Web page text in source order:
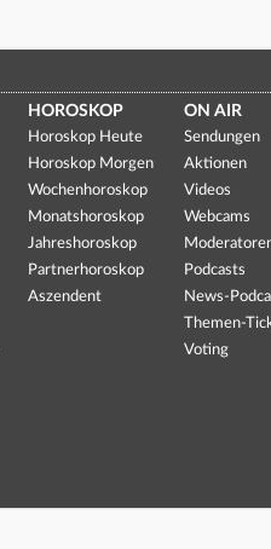
HOROSKOP
Horoskop Heute
Horoskop Morgen
Wochenhoroskop
Monatshoroskop
Jahreshoroskop
Partnerhoroskop
Aszendent
ON AIR
Sendungen
Aktionen
Videos
Webcams
Podcasts
News-
Themen-
Voting